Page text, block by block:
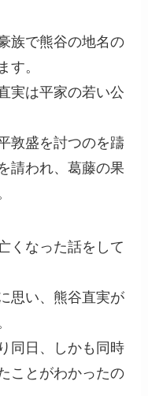
族で熊谷の地名の
す。
実は平家の若い公
敦盛を討つのを躊
請われ、葛藤の果
くなった話をして
思い、熊谷直実が
同日、しかも同時
ことがわかったの